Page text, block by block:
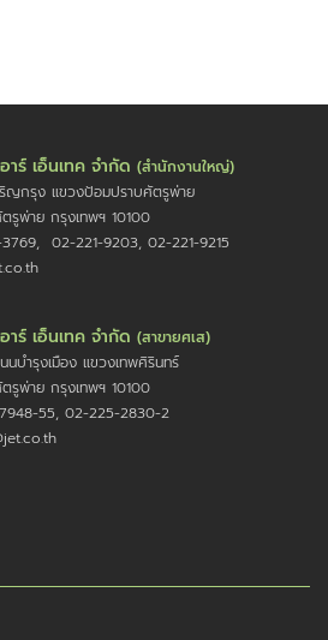
าร์ เอ็นเทค จำกัด (สำนักงานใหญ่)
ญกรุง แขวงป้อมปราบศัตรูพ่าย
รูพ่าย กรุงเทพฯ 10100
02-221-9203, 02-221-9215
าร์ เอ็นเทค จำกัด (สาขายศเส)
บำรุงเมือง แขวงเทพศิรินทร์
รูพ่าย กรุงเทพฯ 10100
55, 02-225-2830-2